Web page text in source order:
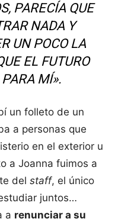
PARECÍA QUE
NADA Y
UN POCO LA
EL FUTURO
MÍ».
un folleto de un
a personas que
en el exterior u
a Joanna fuimos a
del staff, el único
juntos…
a renunciar a su